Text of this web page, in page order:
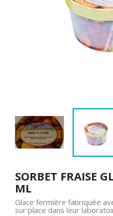
SORBET FRAISE
ML
Glace fermière fabriquée
sur place dans leur